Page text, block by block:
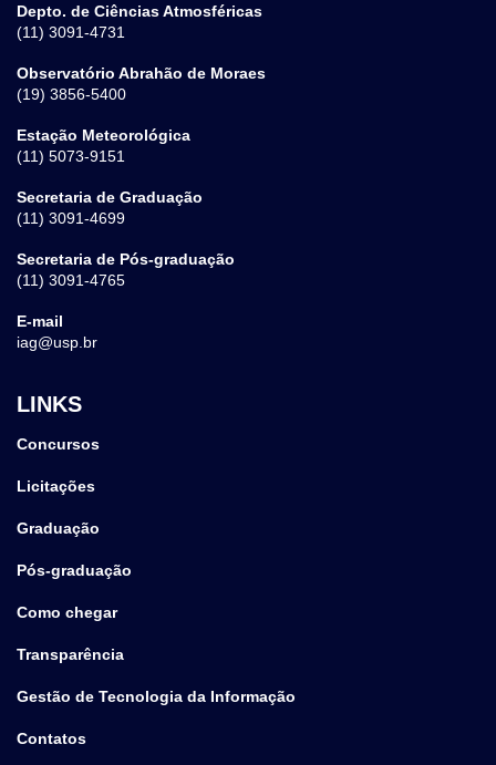
Depto. de Ciências Atmosféricas
(11) 3091-4731
Observatório Abrahão de Moraes
(19) 3856-5400
Estação Meteorológica
(11) 5073-9151
Secretaria de Graduação
(11) 3091-4699
Secretaria de Pós-graduação
(11) 3091-4765
E-mail
iag@usp.br
LINKS
Concursos
Licitações
Graduação
Pós-graduação
Como chegar
Transparência
Gestão de Tecnologia da Informação
Contatos